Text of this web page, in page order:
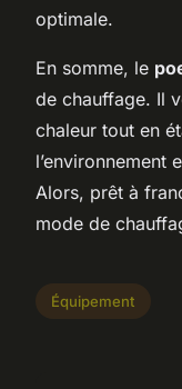
optimale.
En somme, le
de chauffage. Il
chaleur tout en
l’environnement
Alors, prêt à
mode de
Équipement